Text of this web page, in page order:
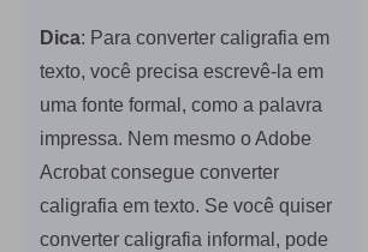
Dica: Para converter caligrafia em
texto, você precisa escrevê-la em
uma fonte formal, como a palavra
impressa. Nem mesmo o Adobe
Acrobat consegue converter
caligrafia em texto. Se você quiser
converter caligrafia informal, pode